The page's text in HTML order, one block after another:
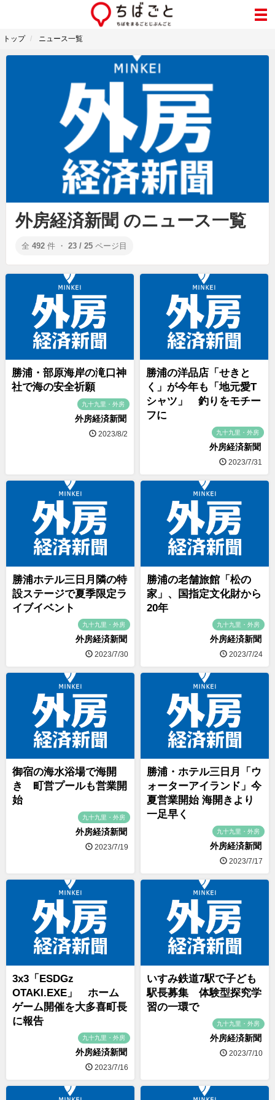
トップ ニュース一覧
外房経済新聞 のニュース一覧
全 492 件 ・ 23 / 25 ページ目
勝浦・部原海岸の滝口神
社で海の安全祈願
九十九里・外房
外房経済新聞
2023/8/2
勝浦の洋品店「せきと
く」が今年も「地元愛T
シャツ」 釣りをモチー
フに
九十九里・外房
外房経済新聞
2023/7/31
勝浦ホテル三日月隣の特
設ステージで夏季限定ラ
イブイベント
九十九里・外房
外房経済新聞
2023/7/30
勝浦の老舗旅館「松の
家」、国指定文化財から
20年
九十九里・外房
外房経済新聞
2023/7/24
御宿の海水浴場で海開
き 町営プールも営業開
始
九十九里・外房
外房経済新聞
2023/7/19
勝浦・ホテル三日月「ウ
ォーターアイランド」今
夏営業開始 海開きより
一足早く
九十九里・外房
外房経済新聞
2023/7/17
3x3「ESDGz
OTAKI.EXE」 ホーム
ゲーム開催を大多喜町長
に報告
九十九里・外房
外房経済新聞
2023/7/16
いすみ鉄道7駅で子ども
駅長募集 体験型探究学
習の一環で
九十九里・外房
外房経済新聞
2023/7/10